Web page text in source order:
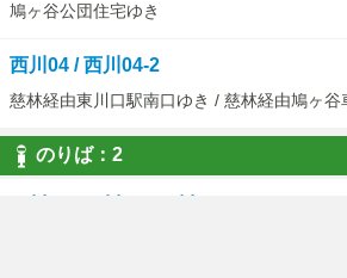
鳩ヶ谷公団住宅ゆき
西川04 / 西川04-2
慈林経由東川口駅南口ゆき / 慈林経由鳩ヶ谷
のりば：2